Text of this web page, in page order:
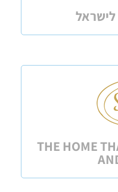
לישראל
THE HOME